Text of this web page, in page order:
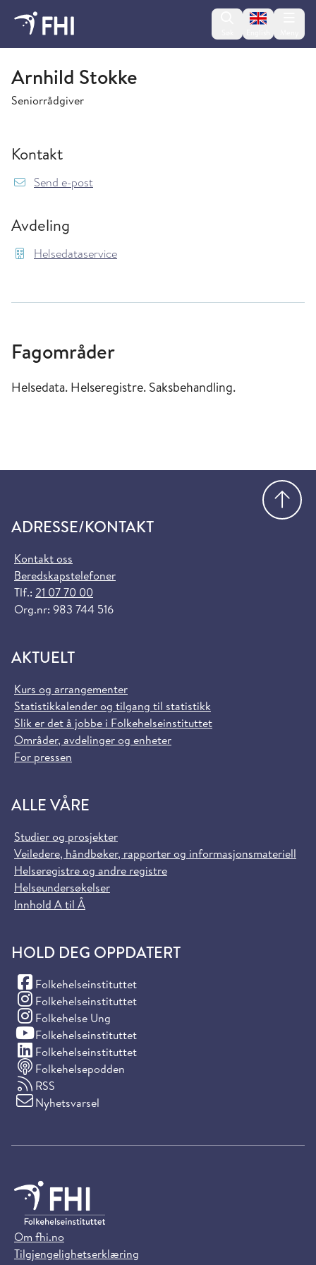
Change
Helsedataservice
Arnhild Stokke
Seniorrådgiver
Kontakt
Send e-post{model.translations.sendEmailTo}
Avdeling
Helsedataservice
Fagområder
Helsedata. Helseregistre. Saksbehandling.
ADRESSE/KONTAKT
Kontakt oss
Beredskapstelefoner
Tlf.: 21 07 70 00
Org.nr: 983 744 516
AKTUELT
Kurs og arrangementer
Statistikkalender og tilgang til statistikk
Slik er det å jobbe i Folkehelseinstituttet
Områder, avdelinger og enheter
For pressen
ALLE VÅRE
Studier og prosjekter
Veiledere, håndbøker, rapporter og informasjonsmateriell
Helseregistre og andre registre
Helseundersøkelser
Innhold A til Å
HOLD DEG OPPDATERT
Folkehelseinstituttet
(Facebook)
Folkehelseinstituttet
(Instagram)
Folkehelse Ung
(Instagram)
Folkehelseinstituttet
(YouTube)
Folkehelseinstituttet
(LinkedIn)
Folkehelsepodden
RSS
Nyhetsvarsel
Om fhi.no
Tilgjengelighetserklæring